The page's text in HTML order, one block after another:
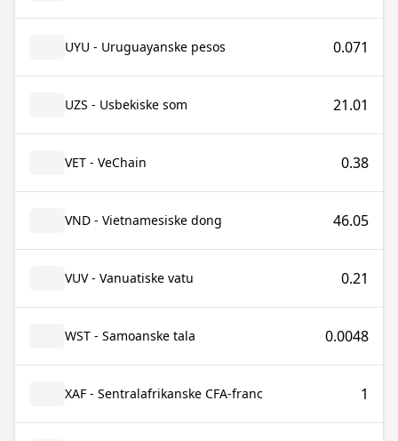
UYU - Uruguayanske pesos 0.071
UZS - Usbekiske som 21.01
VET - VeChain 0.38
VND - Vietnamesiske dong 46.05
VUV - Vanuatiske vatu 0.21
WST - Samoanske tala 0.0048
XAF - Sentralafrikanske CFA-franc 1